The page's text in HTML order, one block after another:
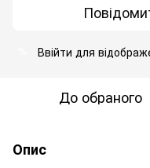
Ввійти для
До обраного
Опис